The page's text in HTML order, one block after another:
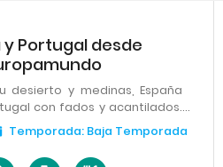
Portugal desde
desierto y medinas, España
con fados y acantilados.
Temporada: Baja Temporada